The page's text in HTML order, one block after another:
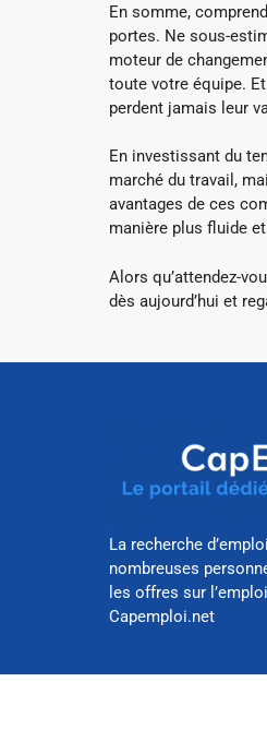
En somme,
portes. Ne sous-
moteur de
toute votre équipe.
perdent jamais leur
En investissant du
marché du travail,
avantages de ces
manière plus fluide
Alors qu’attendez-
dès aujourd’hui et
La recherche
nombreuses
les offres sur
Capemploi.net